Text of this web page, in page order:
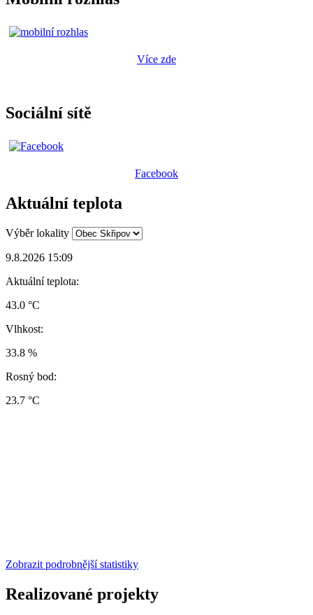
Více zde
Sociální sítě
Facebook
Aktuální teplota
Výběr lokality
9.8.2026 15:09
Aktuální teplota:
43.0 °C
Vlhkost:
33.8 %
Rosný bod:
23.7 °C
Zobrazit podrobnější statistiky
Realizované projekty